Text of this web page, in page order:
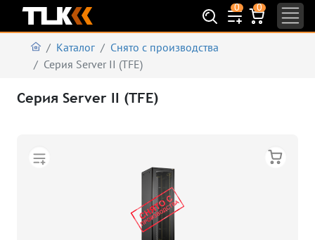
0 0
Каталог
Снято с производства
Серия Server II (TFE)
Серия Server II (TFE)